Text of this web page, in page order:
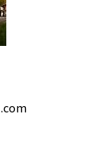
webbplats,